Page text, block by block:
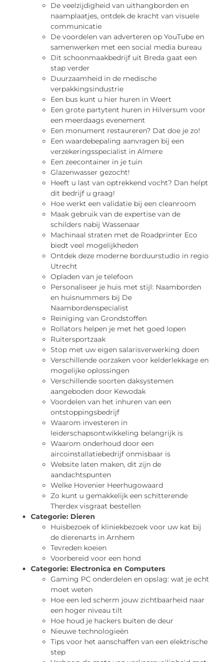
De veelzijdigheid van uithangborden en
naamplaatjes, ontdek de kracht van visuele
communicatie
De voordelen van adverteren op YouTube en
samenwerken met een social media bureau
Dit schoonmaakbedrijf uit Breda gaat een
stap verder
Duurzaamheid in de medische
verpakkingsindustrie
Een bus kunt u hier huren in Weert
Een grote partytent huren in Hilversum voor
een meerdaags evenement
Een monument restaureren? Dat doe je zo!
Een waardebepaling aanvragen bij een
verzekeringsspecialist in Almere
Een zeecontainer in je tuin
Glazenwasser gezocht!
Heeft u last van optrekkend vocht? Dan helpt
dit bedrijf u graag!
Hoe werkt een validatie bij een cleanroom
Maak gebruik van de expertise van de
schilders nabij Wassenaar
Machinaal straten met de Roadprinter Eco
biedt veel mogelijkheden
Ontdek deze moderne borduurstudio in regio
Utrecht
Opladen van je telefoon
Personaliseer je huis met stijl: Naamborden
en huisnummers bij De
Naambordenspecialist
Reiniging van Grondstoffen
Rollators helpen je met het goed lopen
Ruitersportzaak
Stop met uw eigen salarisverwerking doen
Verschillende oorzaken voor kelderlekkage en
mogelijke oplossingen
Verschillende soorten daksystemen
aangeboden door Kewodak
Voordelen van het inhuren van een
ontstoppingsbedrijf
Waarom investeren in
leiderschapsontwikkeling belangrijk is
Waarom onderhoud door een
aircoinstallatiebedrijf onmisbaar is
Website laten maken, dit zijn de
aandachtspunten
Welke Hovenier Heerhugowaard
Zo kunt u gemakkelijk een schitterende
Therdex visgraat bestellen
Categorie: Dieren
Huisbezoek of kliniekbezoek voor uw kat bij
de dierenarts in Arnhem
Tevreden koeien
Voorbereid voor een hond
Categorie: Electronica en Computers
Gaming PC onderdelen en opslag: wat je echt
moet weten
Hoe een led scherm jouw zichtbaarheid naar
een hoger niveau tilt
Hoe houd je hackers buiten de deur
Nieuwe technologieën
Tips voor het aanschaffen van een elektrische
step